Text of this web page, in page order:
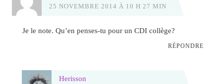
25 NOVEMBRE 2014 À 10 H 27 MIN
Je le note. Qu’en penses-tu pour un CDI collège?
RÉPONDRE
Herisson